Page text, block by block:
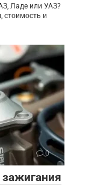
Ладе или УАЗ?
стоимость и
0